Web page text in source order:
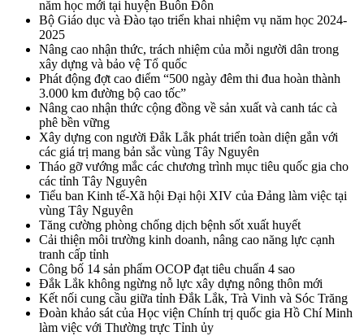
năm học mới tại huyện Buôn Đôn
Bộ Giáo dục và Đào tạo triển khai nhiệm vụ năm học 2024-
2025
Nâng cao nhận thức, trách nhiệm của mỗi người dân trong
xây dựng và bảo vệ Tổ quốc
Phát động đợt cao điểm “500 ngày đêm thi đua hoàn thành
3.000 km đường bộ cao tốc”
Nâng cao nhận thức cộng đồng về sản xuất và canh tác cà
phê bền vững
Xây dựng con người Đắk Lắk phát triển toàn diện gắn với
các giá trị mang bản sắc vùng Tây Nguyên
Tháo gỡ vướng mắc các chương trình mục tiêu quốc gia cho
các tỉnh Tây Nguyên
Tiểu ban Kinh tế-Xã hội Đại hội XIV của Đảng làm việc tại
vùng Tây Nguyên
Tăng cường phòng chống dịch bệnh sốt xuất huyết
Cải thiện môi trường kinh doanh, nâng cao năng lực cạnh
tranh cấp tỉnh
Công bố 14 sản phẩm OCOP đạt tiêu chuẩn 4 sao
Đắk Lắk không ngừng nỗ lực xây dựng nông thôn mới
Kết nối cung cầu giữa tỉnh Đắk Lắk, Trà Vinh và Sóc Trăng
Đoàn khảo sát của Học viện Chính trị quốc gia Hồ Chí Minh
làm việc với Thường trực Tỉnh ủy